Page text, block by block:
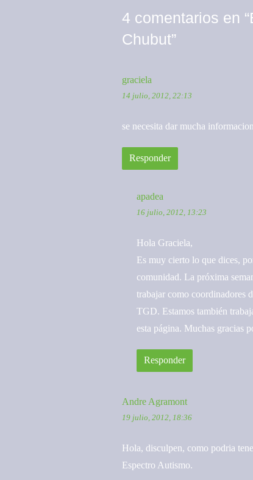
4 comentarios en “
Chubut”
graciela
14 julio, 2012, 22:13
se necesita dar mucha
Responder
apadea
16 julio, 2012, 13:23
Hola Graciela,
Es muy cierto lo que dices,
comunidad. La próxima
trabajar como coordinadores
TGD. Estamos también
esta página. Muchas gracias
Responder
Andre Agramont
19 julio, 2012, 18:36
Hola, disculpen, como podria
Espectro Autismo.